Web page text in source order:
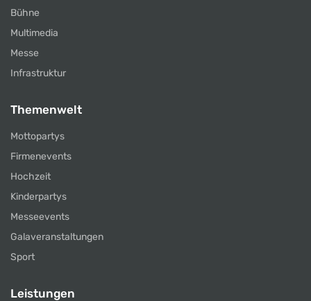
Bühne
Multimedia
Messe
Infrastruktur
Themenwelt
Mottopartys
Firmenevents
Hochzeit
Kinderpartys
Messeevents
Galaveranstaltungen
Sport
Leistungen